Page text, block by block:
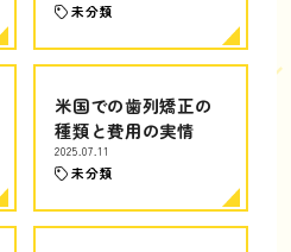
未分類
米国での歯列矯正の
種類と費用の実情
2025.07.11
未分類